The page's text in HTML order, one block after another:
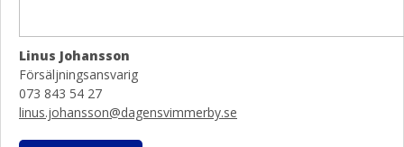
Linus Johansson
Försäljningsansvarig
073 843 54 27
linus.johansson@dagensvimmerby.se